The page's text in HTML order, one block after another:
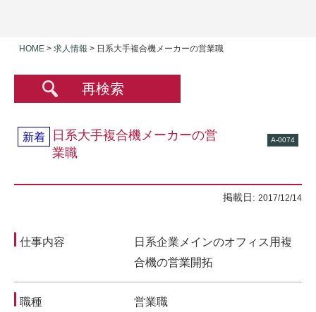
HOME > 求人情報 > 日系大手複合機メーカーの営業職
再検索
新着
日系大手複合機メーカーの営
業職
A-0074
掲載日: 2017/12/14
仕事内容
日系企業メインのオフィス用複
合機の営業開拓
職種 営業職